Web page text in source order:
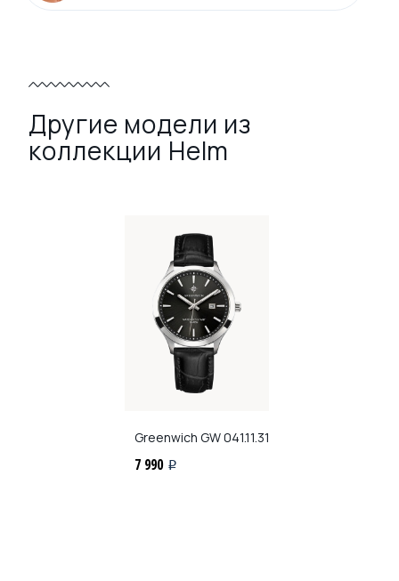
Другие модели из
коллекции Helm
Greenwich GW 041.11.31
7 990 i